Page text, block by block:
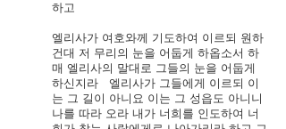
하고
엘리사가 여호와께 기도하여 이르되 원하
건대 저 무리의 눈을 어둡게 하옵소서 하
매 엘리사의 말대로 그들의 눈을 어둡게
하신지라
엘리사가 그들에게 이르되 이
는 그 길이 아니요 이는 그 성읍도 아니니
나를 따라 오라 내가 너희를 인도하여 너